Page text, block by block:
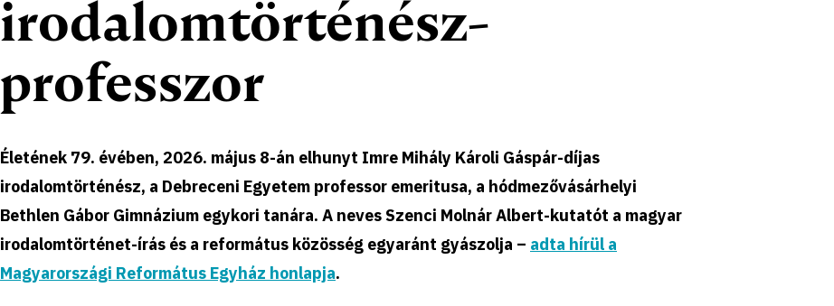
irodalomtörténész-
professzor
Életének 79. évében, 2026. május 8-án elhunyt Imre Mihály Károli Gáspár-díjas
irodalomtörténész, a Debreceni Egyetem professor emeritusa, a hódmezővásárhelyi
Bethlen Gábor Gimnázium egykori tanára. A neves Szenci Molnár Albert-kutatót a magyar
irodalomtörténet-írás és a református közösség egyaránt gyászolja – adta hírül a
Magyarországi Református Egyház honlapja.